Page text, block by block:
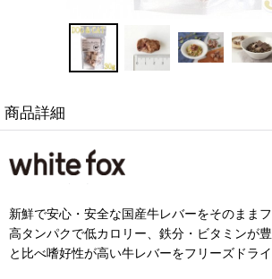
商品詳細
新鮮で安心・安全な国産牛レバーをそのまま
高タンパクで低カロリー、鉄分・ビタミンが
と比べ嗜好性が高い牛レバーをフリーズドライ